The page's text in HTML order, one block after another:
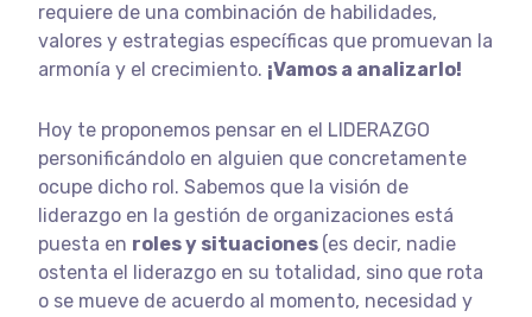
requiere de una combinación de habilidades,
valores y estrategias específicas que promuevan la
armonía y el crecimiento. ¡Vamos a analizarlo!
Hoy te proponemos pensar en el LIDERAZGO
personificándolo en alguien que concretamente
ocupe dicho rol. Sabemos que la visión de
liderazgo en la gestión de organizaciones está
puesta en roles y situaciones (es decir, nadie
ostenta el liderazgo en su totalidad, sino que rota
o se mueve de acuerdo al momento, necesidad y